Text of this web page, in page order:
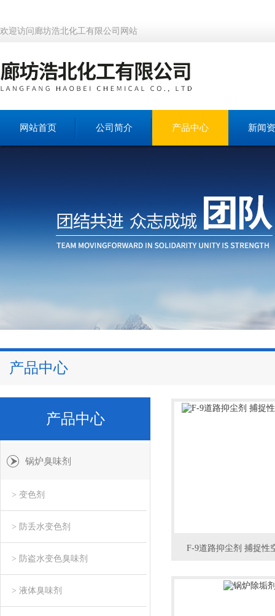
欢迎访问廊坊浩北化工有限公司网站
网站首页 公司简介 产品中心 新闻
产品中心
产品中心
锅炉臭味剂
> 变色剂
> 防丢水变色剂
> 防盗水变色臭味剂
> 液体臭味剂
F-9道路抑尘剂 捕捉性